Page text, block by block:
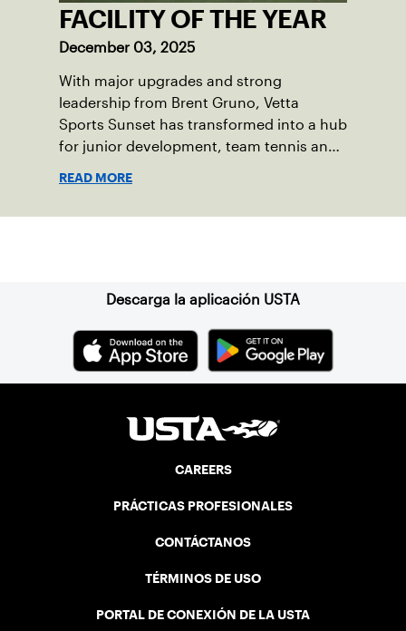
FACILITY OF THE YEAR
December 03, 2025
With major upgrades and strong
leadership from Brent Gruno, Vetta
Sports Sunset has transformed into a hub
for junior development, team tennis and
READ MORE
Descarga la aplicación USTA
CAREERS
PRÁCTICAS PROFESIONALES
CONTÁCTANOS
TÉRMINOS DE USO
PORTAL DE CONEXIÓN DE LA USTA